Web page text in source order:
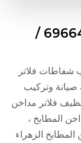
فني تركيب مداخن الزهراء / 69664469 /
شفاطات فلاتر
وتركيب
فلاتر مداخن
المطابخ ،
الزهراء